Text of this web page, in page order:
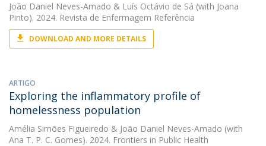
João Daniel Neves-Amado & Luís Octávio de Sá (with Joana
Pinto). 2024. Revista de Enfermagem Referência
DOWNLOAD AND MORE DETAILS
ARTIGO
Exploring the inflammatory profile of
homelessness population
Amélia Simões Figueiredo & João Daniel Neves-Amado (with
Ana T. P. C. Gomes). 2024. Frontiers in Public Health